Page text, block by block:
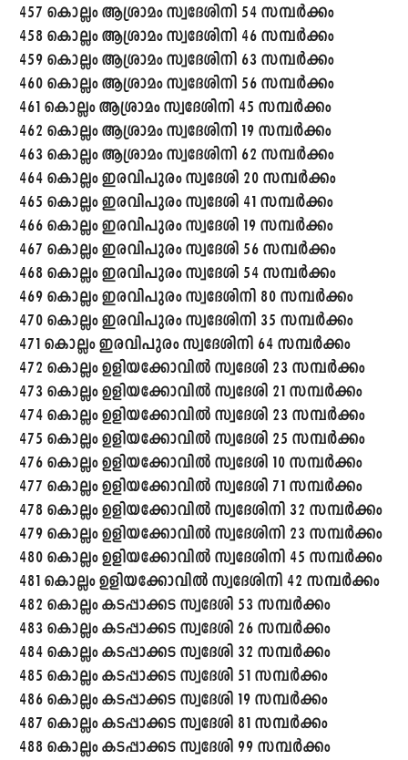
457 കൊല്ലം ആശ്രാമം സ്വദേശിനി 54 സമ്പർക്കം
458 കൊല്ലം ആശ്രാമം സ്വദേശിനി 46 സമ്പർക്കം
459 കൊല്ലം ആശ്രാമം സ്വദേശിനി 63 സമ്പർക്കം
460 കൊല്ലം ആശ്രാമം സ്വദേശിനി 56 സമ്പർക്കം
461 കൊല്ലം ആശ്രാമം സ്വദേശിനി 45 സമ്പർക്കം
462 കൊല്ലം ആശ്രാമം സ്വദേശിനി 19 സമ്പർക്കം
463 കൊല്ലം ആശ്രാമം സ്വദേശിനി 62 സമ്പർക്കം
464 കൊല്ലം ഇരവിപുരം സ്വദേശി 20 സമ്പർക്കം
465 കൊല്ലം ഇരവിപുരം സ്വദേശി 41 സമ്പർക്കം
466 കൊല്ലം ഇരവിപുരം സ്വദേശി 19 സമ്പർക്കം
467 കൊല്ലം ഇരവിപുരം സ്വദേശി 56 സമ്പർക്കം
468 കൊല്ലം ഇരവിപുരം സ്വദേശി 54 സമ്പർക്കം
469 കൊല്ലം ഇരവിപുരം സ്വദേശിനി 80 സമ്പർക്കം
470 കൊല്ലം ഇരവിപുരം സ്വദേശിനി 35 സമ്പർക്കം
471 കൊല്ലം ഇരവിപുരം സ്വദേശിനി 64 സമ്പർക്കം
472 കൊല്ലം ഉളിയക്കോവിൽ സ്വദേശി 23 സമ്പർക്കം
473 കൊല്ലം ഉളിയക്കോവിൽ സ്വദേശി 21 സമ്പർക്കം
474 കൊല്ലം ഉളിയക്കോവിൽ സ്വദേശി 23 സമ്പർക്കം
475 കൊല്ലം ഉളിയക്കോവിൽ സ്വദേശി 25 സമ്പർക്കം
476 കൊല്ലം ഉളിയക്കോവിൽ സ്വദേശി 10 സമ്പർക്കം
477 കൊല്ലം ഉളിയക്കോവിൽ സ്വദേശി 71 സമ്പർക്കം
478 കൊല്ലം ഉളിയക്കോവിൽ സ്വദേശിനി 32 സമ്പർക്കം
479 കൊല്ലം ഉളിയക്കോവിൽ സ്വദേശിനി 23 സമ്പർക്കം
480 കൊല്ലം ഉളിയക്കോവിൽ സ്വദേശിനി 45 സമ്പർക്കം
481 കൊല്ലം ഉളിയക്കോവിൽ സ്വദേശിനി 42 സമ്പർക്കം
482 കൊല്ലം കടപ്പാക്കട സ്വദേശി 53 സമ്പർക്കം
483 കൊല്ലം കടപ്പാക്കട സ്വദേശി 26 സമ്പർക്കം
484 കൊല്ലം കടപ്പാക്കട സ്വദേശി 32 സമ്പർക്കം
485 കൊല്ലം കടപ്പാക്കട സ്വദേശി 51 സമ്പർക്കം
486 കൊല്ലം കടപ്പാക്കട സ്വദേശി 19 സമ്പർക്കം
487 കൊല്ലം കടപ്പാക്കട സ്വദേശി 81 സമ്പർക്കം
488 കൊല്ലം കടപ്പാക്കട സ്വദേശി 99 സമ്പർക്കം